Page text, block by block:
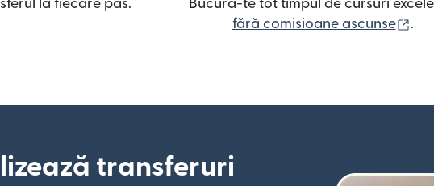
la fiecare pas.
Bucură-te tot timpul de cursuri
fără comisioane ascunse
.
transferuri